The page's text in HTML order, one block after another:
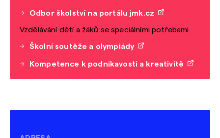
Odbor školství na portálu jmk.cz
Vzdělávání dětí a žáků se speciálními potřebami
Školní soutěže a olympiády
Kompetence k podnikavosti a kreativitě